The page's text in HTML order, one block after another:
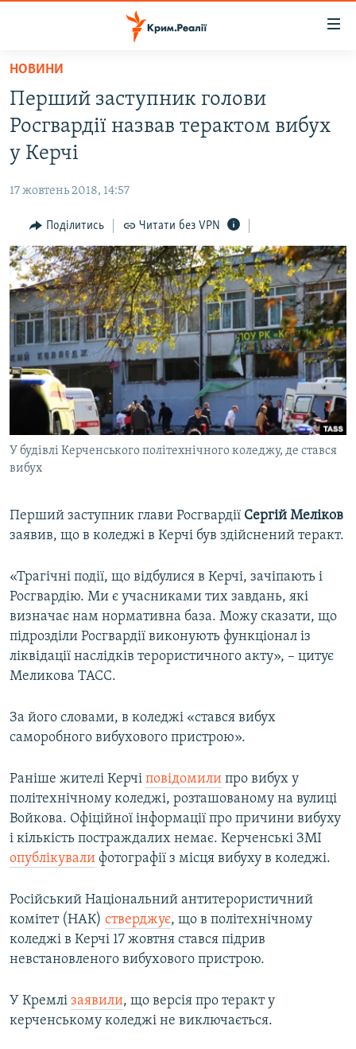
Перейти
основного
матеріалу
Перейти
до
основної
Перейти
до
пошуку
ВОДА.КРИМ
ВІДЕО ТА ФОТО
БЛОГИ
ПОГЛЯД
ІНТЕРВ'Ю
ВСЕ ЗА ДЕНЬ
СПЕЦПРОЕКТИ
ДЕПОРТАЦІЯ
ВІДЕОУРОКИ «ELIFBE»
СВІДЧЕННЯ ОКУПАЦІЇ
УКРАЇНСЬКА ПРОБЛЕМА КРИМУ
ІНФОГРАФІКА
ЯК ОБІЙТИ БЛОКУВАННЯ
Русский
Qırımtatar
ДОЛУЧАЙСЯ!
Усі сайти RFE/RL
НОВИНИ
Перший заступник голови
Росгвардії назвав терактом вибух
у Керчі
17 жовтень 2018, 14:57
Поділитись Читати без VPN
У будівлі Керченського політехнічного коледжу, де стався
вибух
Перший заступник глави Росгвардії Сергій Меліков
заявив, що в коледжі в Керчі був здійснений теракт.
«Трагічні події, що відбулися в Керчі, зачіпають і
Росгвардію. Ми є учасниками тих завдань, які
визначає нам нормативна база. Можу сказати, що
підрозділи Росгвардії виконують функціонал із
ліквідації наслідків терористичного акту», – цитує
Меликова ТАСС.
За його словами, в коледжі «стався вибух
саморобного вибухового пристрою».
Раніше жителі Керчі повідомили про вибух у
політехнічному коледжі, розташованому на вулиці
Войкова. Офіційної інформації про причини вибуху
і кількість постраждалих немає. Керченські ЗМІ
опублікували фотографії з місця вибуху в коледжі.
Російський Національний антитерористичний
комітет (НАК) стверджує, що в політехнічному
коледжі в Керчі 17 жовтня стався підрив
невстановленого вибухового пристрою.
У Кремлі заявили, що версія про теракт у
керченському коледжі не виключається.